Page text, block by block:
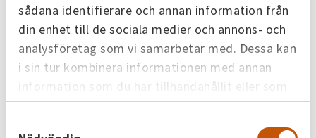
sådana identifierare och annan information från
din enhet till de sociala medier och annons- och
analysföretag som vi samarbetar med. Dessa kan
i sin tur kombinera informationen med annan
information som du har tillhandahållit eller som
de har samlat in när du har använt deras tjänster.
Ackumulatortanken byggdes 2004 och har en volym
på 4 500 m 3vilket motsvarar ett värmeinnehåll på
cirka 200 MWh.
Våra fjärrvärmeanläggningar